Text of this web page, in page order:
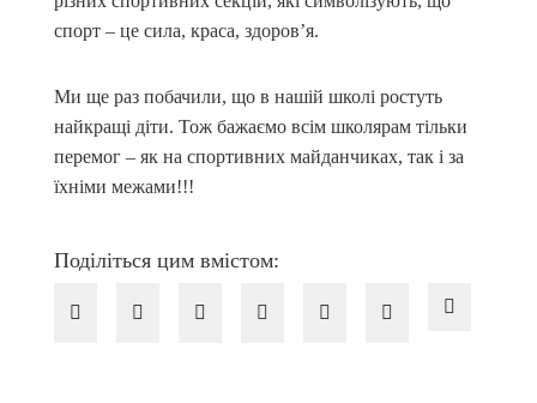
спорт – це сила, краса, здоров’я.
Ми ще раз побачили, що в нашій школі ростуть
найкращі діти. Тож бажаємо всім школярам тільки
перемог – як на спортивних майданчиках, так і за
їхніми межами!!!
Поділіться цим вмістом: